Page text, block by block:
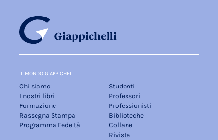
IL MONDO GIAPPICHELLI
Chi siamo
I nostri libri
Formazione
Rassegna Stampa
Programma Fedeltà
Studenti
Professori
Professionisti
Biblioteche
Collane
Riviste